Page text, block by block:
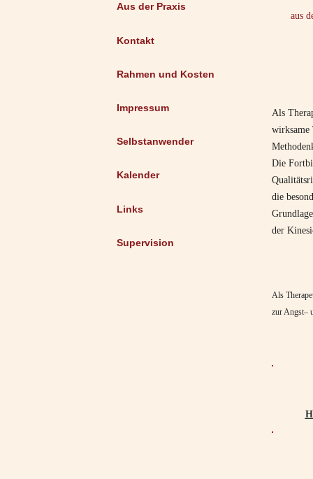
Aus der Praxis
Kontakt
Rahmen und Kosten
Impressum
Selbstanwender
Kalender
Links
Supervision
aus
Als
wirksame
Die
die
der
Als
zur Angst–